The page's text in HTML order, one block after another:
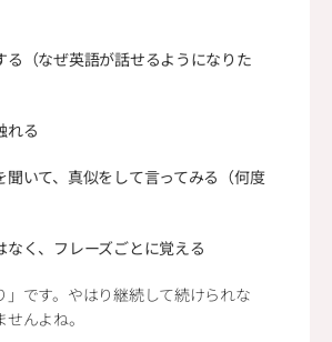
る（なぜ英語が話せるようになりた
れる
聞いて、真似をして言ってみる（何度
なく、フレーズごとに覚える
」です。やはり継続して続けられな
んよね。